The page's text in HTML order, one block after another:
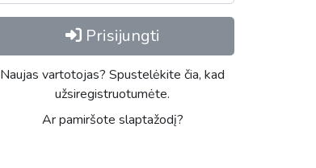
Prisijungti
Naujas vartotojas? Spustelėkite čia, kad
užsiregistruotumėte.
Ar pamiršote slaptažodį?